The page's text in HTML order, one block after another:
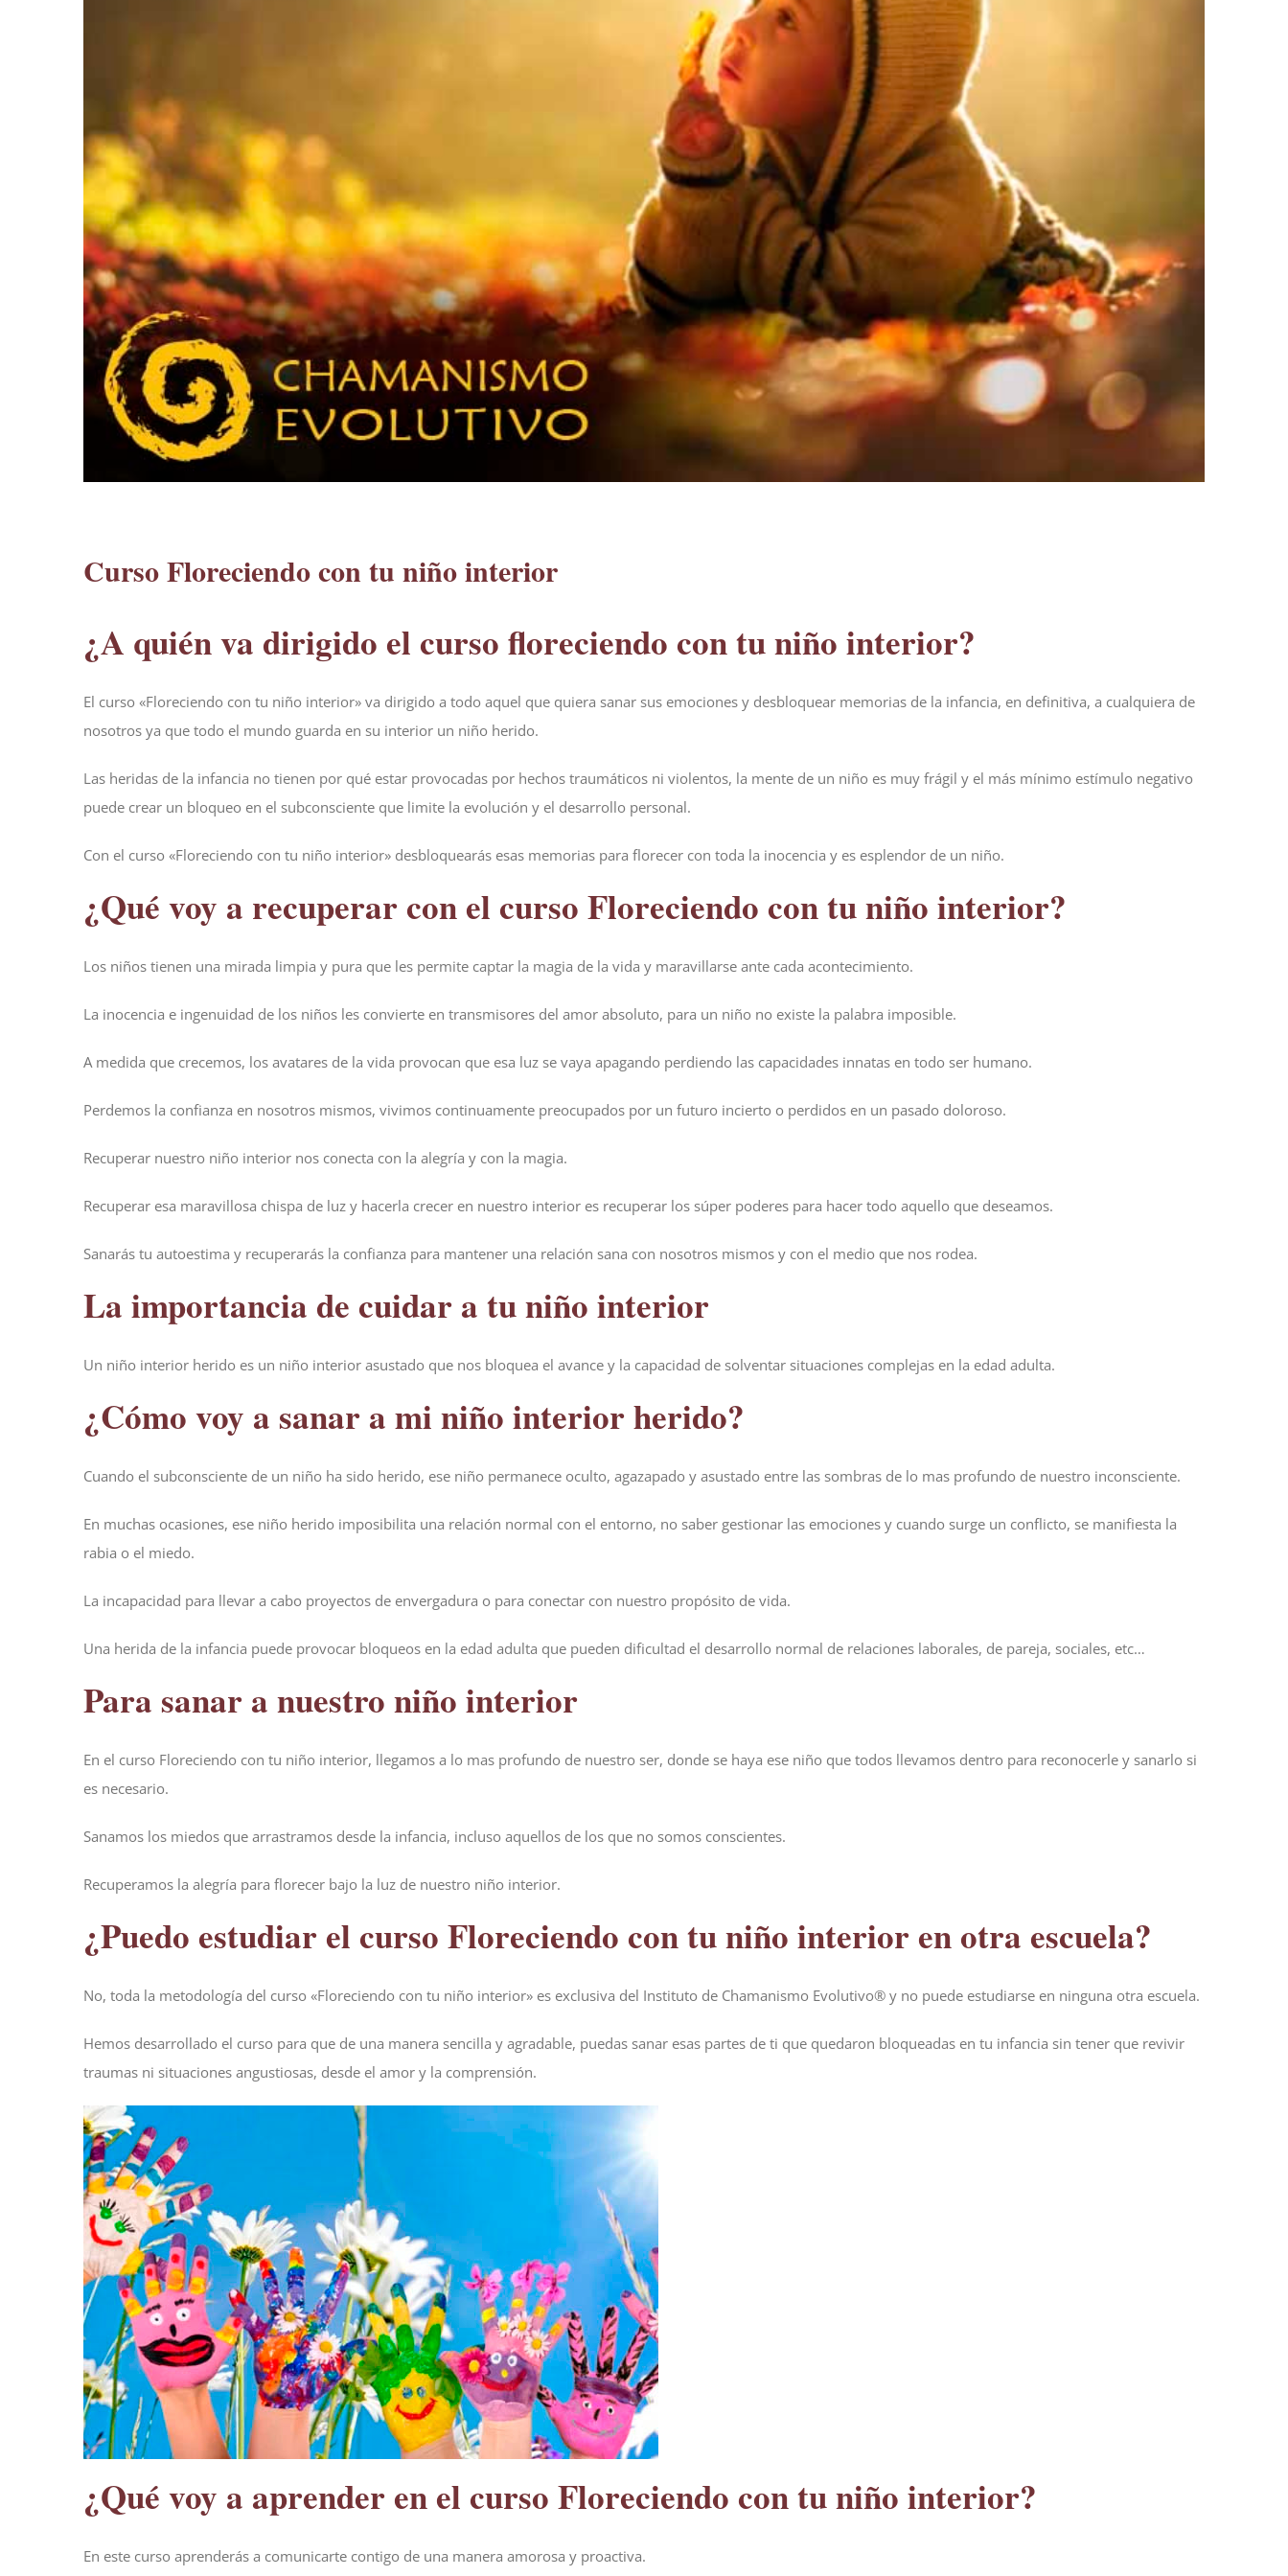
Curso Floreciendo con tu niño interior
¿A quién va dirigido el curso floreciendo con tu niño interior?
El curso «Floreciendo con tu niño interior» va dirigido a todo aquel que quiera sanar sus emociones y desbloquear memorias de la infancia, en definitiva, a cualquiera de
nosotros ya que todo el mundo guarda en su interior un niño herido.
Las heridas de la infancia no tienen por qué estar provocadas por hechos traumáticos ni violentos, la mente de un niño es muy frágil y el más mínimo estímulo negativo
puede crear un bloqueo en el subconsciente que limite la evolución y el desarrollo personal.
Con el curso «Floreciendo con tu niño interior» desbloquearás esas memorias para florecer con toda la inocencia y es esplendor de un niño.
¿Qué voy a recuperar con el curso Floreciendo con tu niño interior?
Los niños tienen una mirada limpia y pura que les permite captar la magia de la vida y maravillarse ante cada acontecimiento.
La inocencia e ingenuidad de los niños les convierte en transmisores del amor absoluto, para un niño no existe la palabra imposible.
A medida que crecemos, los avatares de la vida provocan que esa luz se vaya apagando perdiendo las capacidades innatas en todo ser humano.
Perdemos la confianza en nosotros mismos, vivimos continuamente preocupados por un futuro incierto o perdidos en un pasado doloroso.
Recuperar nuestro niño interior nos conecta con la alegría y con la magia.
Recuperar esa maravillosa chispa de luz y hacerla crecer en nuestro interior es recuperar los súper poderes para hacer todo aquello que deseamos.
Sanarás tu autoestima y recuperarás la confianza para mantener una relación sana con nosotros mismos y con el medio que nos rodea.
La importancia de cuidar a tu niño interior
Un niño interior herido es un niño interior asustado que nos bloquea el avance y la capacidad de solventar situaciones complejas en la edad adulta.
¿Cómo voy a sanar a mi niño interior herido?
Cuando el subconsciente de un niño ha sido herido, ese niño permanece oculto, agazapado y asustado entre las sombras de lo mas profundo de nuestro inconsciente.
En muchas ocasiones, ese niño herido imposibilita una relación normal con el entorno, no saber gestionar las emociones y cuando surge un conflicto, se manifiesta la
rabia o el miedo.
La incapacidad para llevar a cabo proyectos de envergadura o para conectar con nuestro propósito de vida.
Una herida de la infancia puede provocar bloqueos en la edad adulta que pueden dificultad el desarrollo normal de relaciones laborales, de pareja, sociales, etc…
Para sanar a nuestro niño interior
En el curso Floreciendo con tu niño interior, llegamos a lo mas profundo de nuestro ser, donde se haya ese niño que todos llevamos dentro para reconocerle y sanarlo si
es necesario.
Sanamos los miedos que arrastramos desde la infancia, incluso aquellos de los que no somos conscientes.
Recuperamos la alegría para florecer bajo la luz de nuestro niño interior.
¿Puedo estudiar el curso Floreciendo con tu niño interior en otra escuela?
No, toda la metodología del curso «Floreciendo con tu niño interior» es exclusiva del Instituto de Chamanismo Evolutivo® y no puede estudiarse en ninguna otra escuela.
Hemos desarrollado el curso para que de una manera sencilla y agradable, puedas sanar esas partes de ti que quedaron bloqueadas en tu infancia sin tener que revivir
traumas ni situaciones angustiosas, desde el amor y la comprensión.
¿Qué voy a aprender en el curso Floreciendo con tu niño interior?
En este curso aprenderás a comunicarte contigo de una manera amorosa y proactiva.